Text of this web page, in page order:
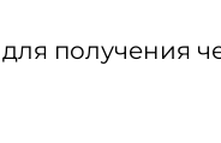
получения